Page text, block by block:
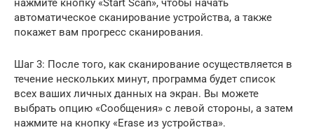
нажмите кнопку «Start Scan», чтобы начать
автоматическое сканирование устройства, а также
покажет вам прогресс сканирования.
Шаг 3: После того, как сканирование осуществляется в
течение нескольких минут, программа будет список
всех ваших личных данных на экран. Вы можете
выбрать опцию «Сообщения» с левой стороны, а затем
нажмите на кнопку «Erase из устройства».